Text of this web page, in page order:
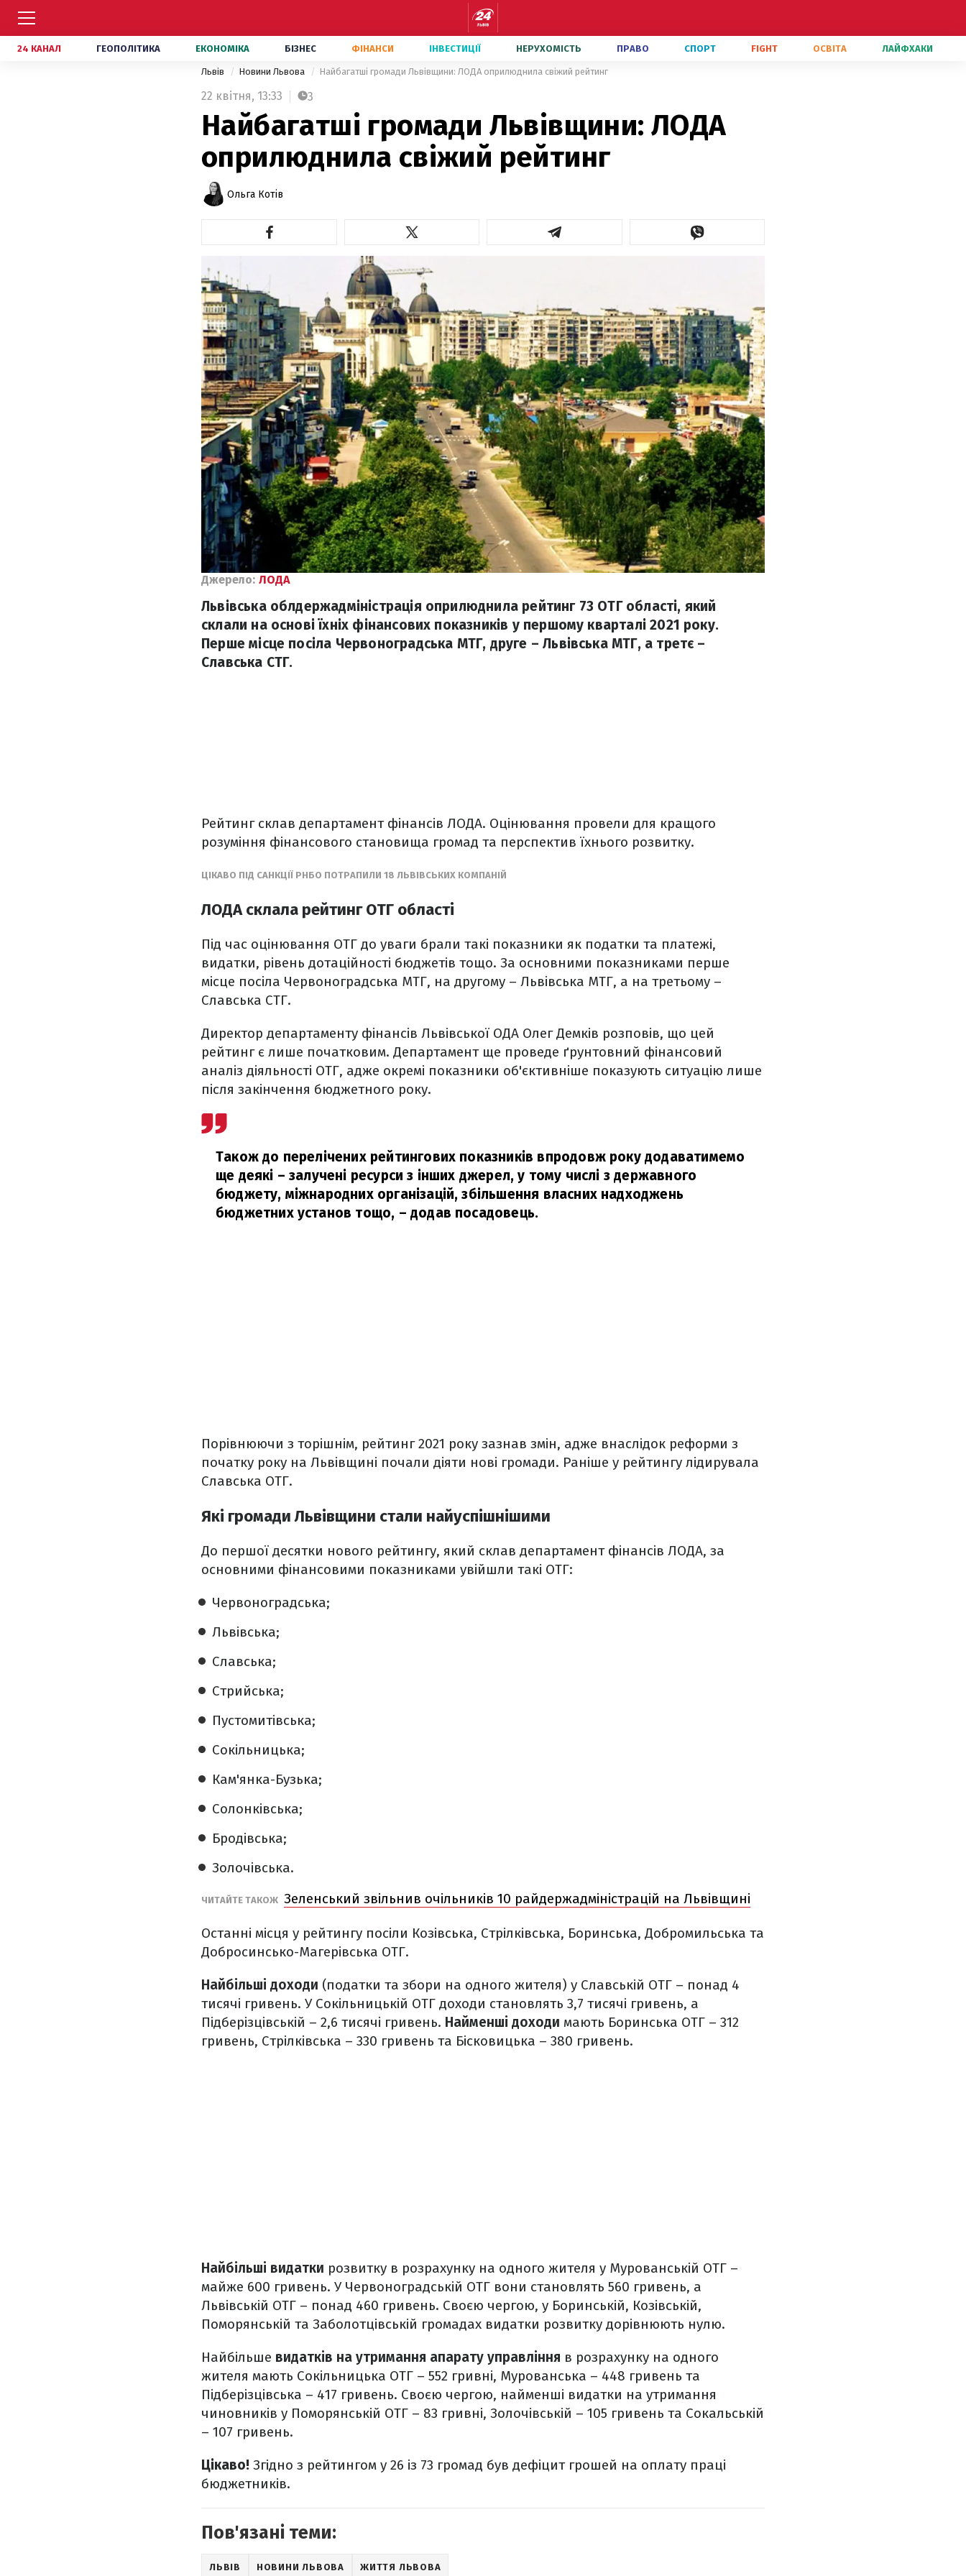
24 КАНАЛ ГЕОПОЛІТИКА ЕКОНОМІКА БІЗНЕС ФІНАНСИ ІНВЕСТИЦІЇ НЕРУХОМІСТЬ ПРАВО СПОРТ FIGHT ОСВІТА ЛАЙФХАКИ
Львів Новини Львова Найбагатші громади Львівщини: ЛОДА оприлюднила свіжий рейтинг
22 квітня, 13:33 3
Найбагатші громади Львівщини: ЛОДА
оприлюднила свіжий рейтинг
Ольга Котів
Джерело: ЛОДА
Львівська облдержадміністрація оприлюднила рейтинг 73 ОТГ області, який
склали на основі їхніх фінансових показників у першому кварталі 2021 року.
Перше місце посіла Червоноградська МТГ, друге – Львівська МТГ, а третє –
Славська СТГ.
Рейтинг склав департамент фінансів ЛОДА. Оцінювання провели для кращого
розуміння фінансового становища громад та перспектив їхнього розвитку.
ЦІКАВО ПІД САНКЦІЇ РНБО ПОТРАПИЛИ 18 ЛЬВІВСЬКИХ КОМПАНІЙ
ЛОДА склала рейтинг ОТГ області
Під час оцінювання ОТГ до уваги брали такі показники як податки та платежі,
видатки, рівень дотаційності бюджетів тощо. За основними показниками перше
місце посіла Червоноградська МТГ, на другому – Львівська МТГ, а на третьому –
Славська СТГ.
Директор департаменту фінансів Львівської ОДА Олег Демків розповів, що цей
рейтинг є лише початковим. Департамент ще проведе ґрунтовний фінансовий
аналіз діяльності ОТГ, адже окремі показники об'єктивніше показують ситуацію лише
після закінчення бюджетного року.
Також до перелічених рейтингових показників впродовж року додаватимемо
ще деякі – залучені ресурси з інших джерел, у тому числі з державного
бюджету, міжнародних організацій, збільшення власних надходжень
бюджетних установ тощо, – додав посадовець.
Порівнюючи з торішнім, рейтинг 2021 року зазнав змін, адже внаслідок реформи з
початку року на Львівщині почали діяти нові громади. Раніше у рейтингу лідирувала
Славська ОТГ.
Які громади Львівщини стали найуспішнішими
До першої десятки нового рейтингу, який склав департамент фінансів ЛОДА, за
основними фінансовими показниками увійшли такі ОТГ:
Червоноградська;
Львівська;
Славська;
Стрийська;
Пустомитівська;
Сокільницька;
Кам'янка-Бузька;
Солонківська;
Бродівська;
Золочівська.
ЧИТАЙТЕ ТАКОЖ Зеленський звільнив очільників 10 райдержадміністрацій на Львівщині
Останні місця у рейтингу посіли Козівська, Стрілківська, Боринська, Добромильська та
Добросинсько-Магерівська ОТГ.
Найбільші доходи (податки та збори на одного жителя) у Славській ОТГ – понад 4
тисячі гривень. У Сокільницькій ОТГ доходи становлять 3,7 тисячі гривень, а
Підберізцівській – 2,6 тисячі гривень. Найменші доходи мають Боринська ОТГ – 312
гривень, Стрілківська – 330 гривень та Бісковицька – 380 гривень.
Найбільші видатки розвитку в розрахунку на одного жителя у Мурованській ОТГ –
майже 600 гривень. У Червоноградській ОТГ вони становлять 560 гривень, а
Львівській ОТГ – понад 460 гривень. Своєю чергою, у Боринській, Козівській,
Поморянській та Заболотцівській громадах видатки розвитку дорівнюють нулю.
Найбільше видатків на утримання апарату управління в розрахунку на одного
жителя мають Сокільницька ОТГ – 552 гривні, Мурованська – 448 гривень та
Підберізцівська – 417 гривень. Своєю чергою, найменші видатки на утримання
чиновників у Поморянській ОТГ – 83 гривні, Золочівській – 105 гривень та Сокальській
– 107 гривень.
Цікаво! Згідно з рейтингом у 26 із 73 громад був дефіцит грошей на оплату праці
бюджетників.
Пов'язані теми:
ЛЬВІВ НОВИНИ ЛЬВОВА ЖИТТЯ ЛЬВОВА